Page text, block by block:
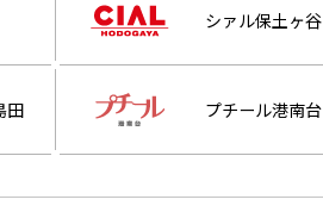
シァル保土ヶ谷
田 プチール港南台